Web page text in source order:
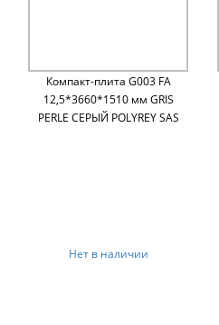
Компакт-плита G003 FA
12,5*3660*1510 мм GRIS
PERLE СЕРЫЙ POLYREY SAS
Нет в наличии